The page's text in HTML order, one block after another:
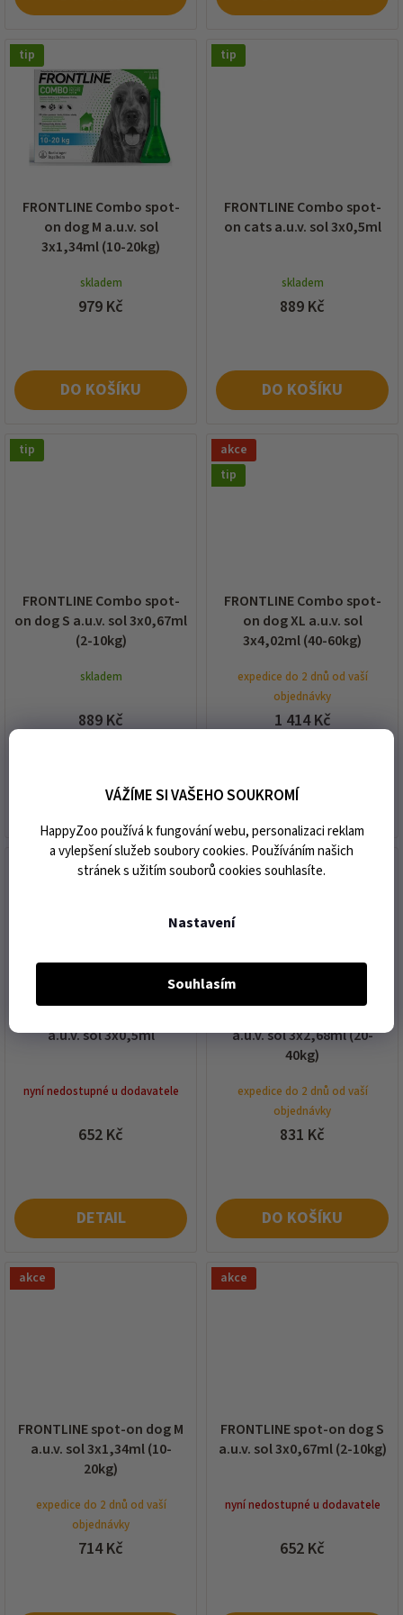
VÁŽÍME SI VAŠEHO SOUKROMÍ
HappyZoo používá k fungování webu, personalizaci reklam
a vylepšení služeb soubory cookies. Používáním našich
stránek s užitím souborů cookies souhlasíte.
Nastavení
Souhlasím
tip
FRONTLINE Combo spot-
on dog M a.u.v. sol
3x1,34ml (10-20kg)
skladem
979 Kč
DO KOŠÍKU
tip
FRONTLINE Combo spot-
on cats a.u.v. sol 3x0,5ml
skladem
889 Kč
DO KOŠÍKU
tip
FRONTLINE Combo spot-
on dog S a.u.v. sol 3x0,67ml
(2-10kg)
skladem
889 Kč
DO KOŠÍKU
akce
tip
FRONTLINE Combo spot-
on dog XL a.u.v. sol
3x4,02ml (40-60kg)
expedice do 2 dnů od vaší
objednávky
1 414 Kč
DO KOŠÍKU
a.u.v. sol 3x0,5ml
nyní nedostupné u dodavatele
652 Kč
DETAIL
akce
a.u.v. sol 3x2,68ml (20-
40kg)
expedice do 2 dnů od vaší
objednávky
831 Kč
DO KOŠÍKU
akce
FRONTLINE spot-on dog M
a.u.v. sol 3x1,34ml (10-
20kg)
expedice do 2 dnů od vaší
objednávky
714 Kč
akce
FRONTLINE spot-on dog S
a.u.v. sol 3x0,67ml (2-10kg)
nyní nedostupné u dodavatele
652 Kč